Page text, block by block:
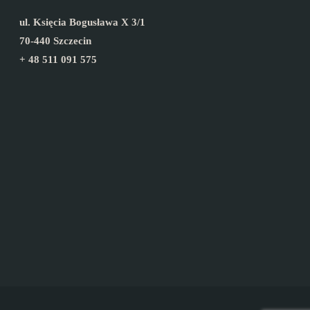
ul. Księcia Bogusława X 3/1
70-440 Szczecin
+ 48 511 091 575